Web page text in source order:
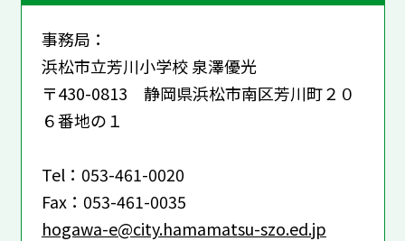
事務局：
浜松市立芳川小学校 泉澤優光
〒430-0813 静岡県浜松市南区芳川町２０
６番地の１
Tel：053-461-0020
Fax：053-461-0035
hogawa-e@city.hamamatsu-szo.ed.jp